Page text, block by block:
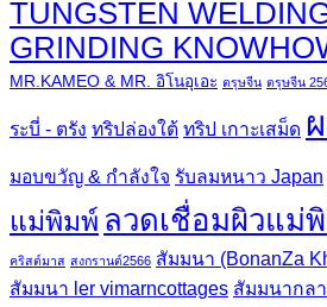
TUNGSTEN
GRINDING
MR.KAMEO & MR. อิโนอุเอะ ตรุษจีน ตรุษจีน
ระบี่ - ตรัง ทริปล่องใต้ ทริป เกาะเสม็ด
มอบขวัญ & กำลังใจ รับลมหนาว Japan
แม่พิมพ์ ลวดเชื่อมผิวแม่
คริสต์มาส สงกรานต์2566 สัมมนา (BonanZa
สัมมนา ler vimarncottages สัมมนากลา